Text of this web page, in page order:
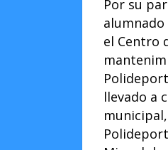
Por su
el Centro
llevado a